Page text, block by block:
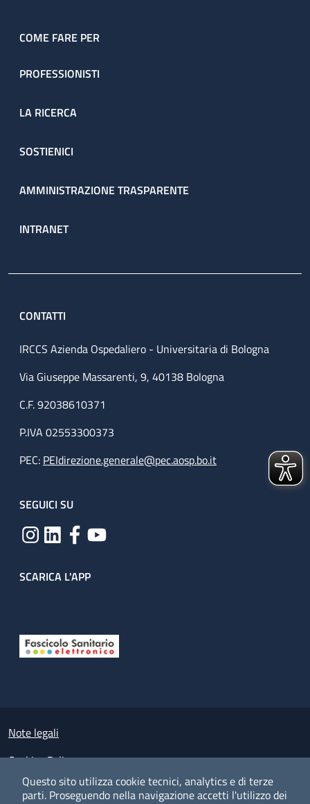
Questo sito utilizza cookie tecnici, analytics e di terze
parti. Proseguendo nella navigazione accetti l'utilizzo dei
COME FARE PER
PROFESSIONISTI
LA RICERCA
SOSTIENICI
AMMINISTRAZIONE TRASPARENTE
INTRANET
CONTATTI
IRCCS Azienda Ospedaliero - Universitaria di Bologna
Via Giuseppe Massarenti, 9, 40138 Bologna
C.F. 92038610371
P.IVA 02553300373
PEC: PEIdirezione.generale@pec.aosp.bo.it
SEGUICI SU
SCARICA L'APP
Small prints
Note legali
Cookies Policy
Policy privacy e protezione del dato personale